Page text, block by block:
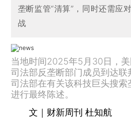
垄断监管“清算”，同时还需应
战
当地时间2025年5月30日，
司法部反垄断部门成员到达联
司法部在有关该科技巨头搜索
进行最终陈述。
文｜财新周刊 杜知航